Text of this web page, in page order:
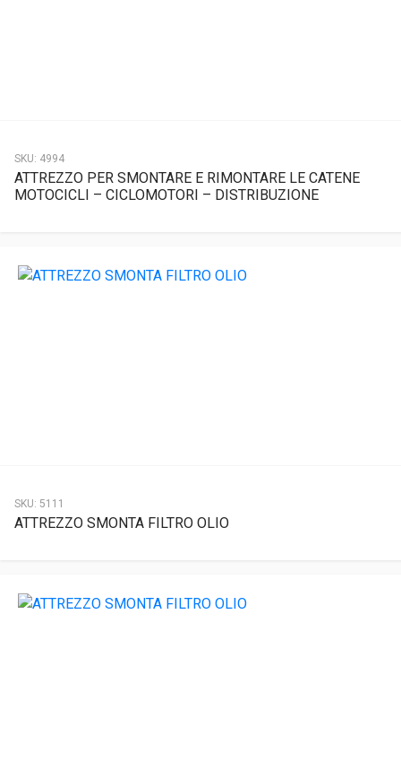
SKU: 4994
ATTREZZO PER SMONTARE E RIMONTARE LE CATENE
MOTOCICLI – CICLOMOTORI – DISTRIBUZIONE
SKU: 5111
ATTREZZO SMONTA FILTRO OLIO